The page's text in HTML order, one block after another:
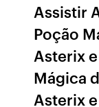
Assistir
Poção
Asterix
Mágica
Asterix